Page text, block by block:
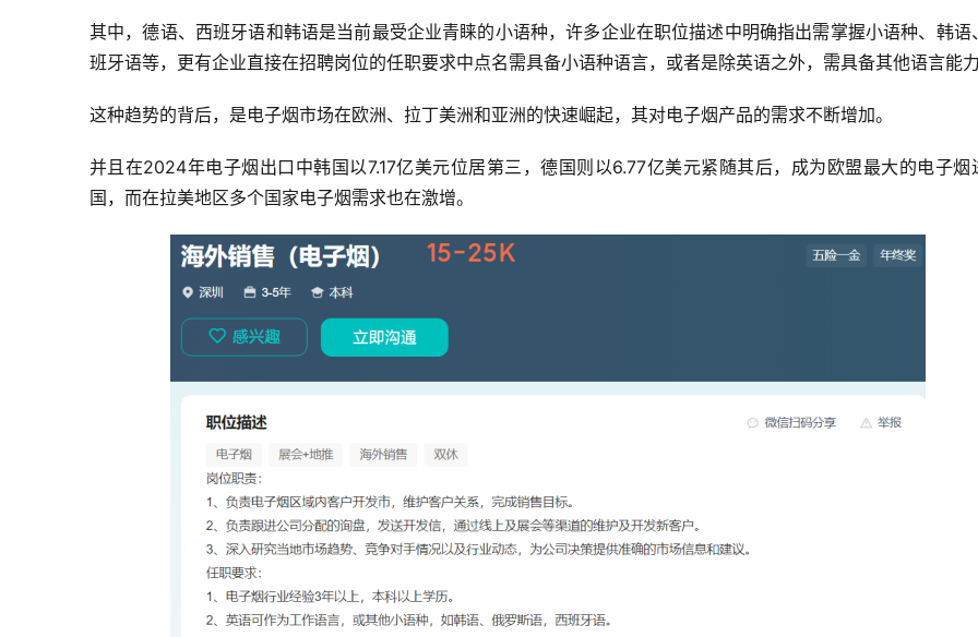
其中，德语、西班牙语和韩语是当前最受企业青睐的小语种，许多企业在职位描述中明确指出需掌握小语种、韩语
班牙语等，更有企业直接在招聘岗位的任职要求中点名需具备小语种语言，或者是除英语之外，需具备其他语言能力
这种趋势的背后，是电子烟市场在欧洲、拉丁美洲和亚洲的快速崛起，其对电子烟产品的需求不断增加。
并且在2024年电子烟出口中韩国以7.17亿美元位居第三，德国则以6.77亿美元紧随其后，成为欧盟最大的电子烟
国，而在拉美地区多个国家电子烟需求也在激增。